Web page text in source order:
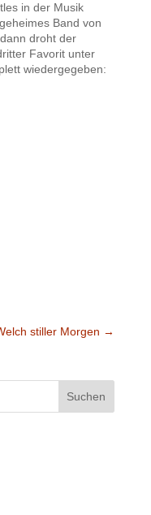
in der Musik
Band von
droht der
Favorit unter
wiedergegeben:
stiller Morgen →